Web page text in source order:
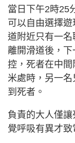
當日下午2時25
可以自由選擇
道附近只有一
離開滑道後，
控，死者在中
米處時，另一
到死者。
負責的大人僅
覺呼吸有異才致